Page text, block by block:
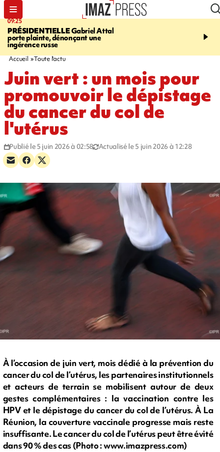
09:25
PRÉSIDENTIELLEGabriel Attal
porte plainte, dénonçant une
ingérence russe
11:43
accident après le virage
Accueil Toute l'actu
Juin vert : un mois pour
promouvoir le dépistage
du cancer du col de
l'utérus
Publié le 5 juin 2026 à 02:58 Actualisé le 5 juin 2026 à 12:28
À l’occasion de juin vert, mois dédié à la prévention du
cancer du col de l’utérus, les partenaires institutionnels
et acteurs de terrain se mobilisent autour de deux
gestes complémentaires : la vaccination contre les
HPV et le dépistage du cancer du col de l’utérus. À La
Réunion, la couverture vaccinale progresse mais reste
insuffisante. Le cancer du col de l’utérus peut être évité
dans 90 % des cas (Photo : www.imazpress.com)